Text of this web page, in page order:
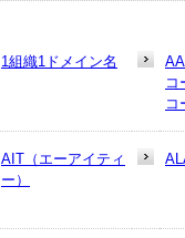
1組織1ドメイン名
コ
コ
AIT（エーアイティ
ー）